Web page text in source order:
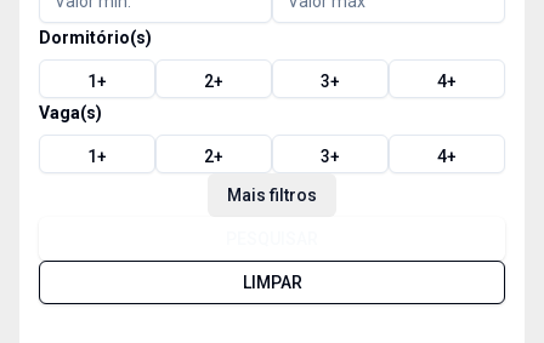
Dormitório(s)
1+ 2+ 3+ 4+
Vaga(s)
1+ 2+ 3+ 4+
Mais filtros
LIMPAR